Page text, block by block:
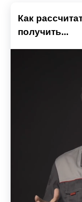
Как
получить...